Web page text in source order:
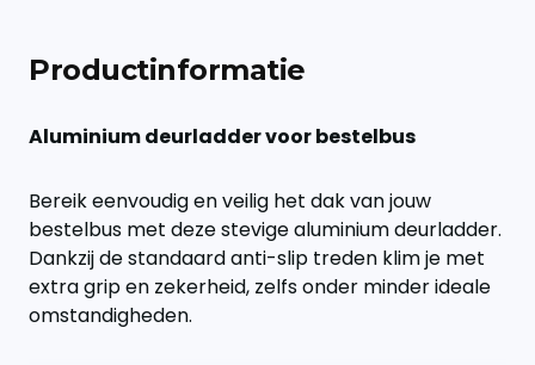
Productinformatie
Aluminium deurladder voor bestelbus
Bereik eenvoudig en veilig het dak van jouw
bestelbus met deze stevige aluminium deurladder.
Dankzij de standaard anti-slip treden klim je met
extra grip en zekerheid, zelfs onder minder ideale
omstandigheden.